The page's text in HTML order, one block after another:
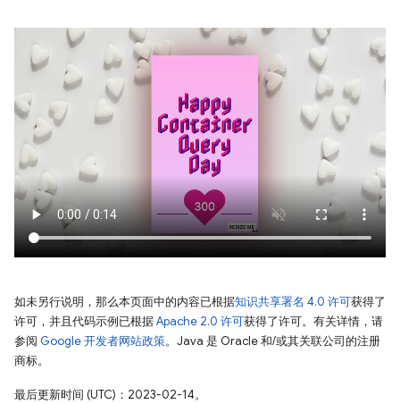
如未另行说明，那么本页面中的内容已根据知识共享署名 4.0 许可获得了
许可，并且代码示例已根据Apache 2.0 许可获得了许可。有关详情，请
参阅 Google 开发者网站政策。Java 是 Oracle 和/或其关联公司的注册
商标。
最后更新时间 (UTC)：2023-02-14。